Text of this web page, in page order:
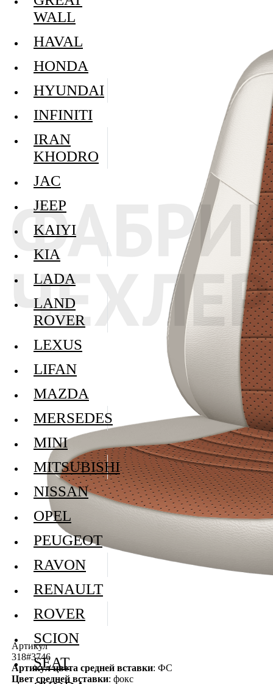
Артикул
318#3746
Артикул цвета средней вставки: ФС
Цвет средней вставки: фокс
WALL
HAVAL
HONDA
HYUNDAI
INFINITI
IRAN
KHODRO
JAC
JEEP
KAIYI
KIA
LADA
LAND
ROVER
LEXUS
LIFAN
MAZDA
MERSEDES
MINI
MITSUBISHI
NISSAN
OPEL
PEUGEOT
RAVON
RENAULT
ROVER
SCION
SEAT